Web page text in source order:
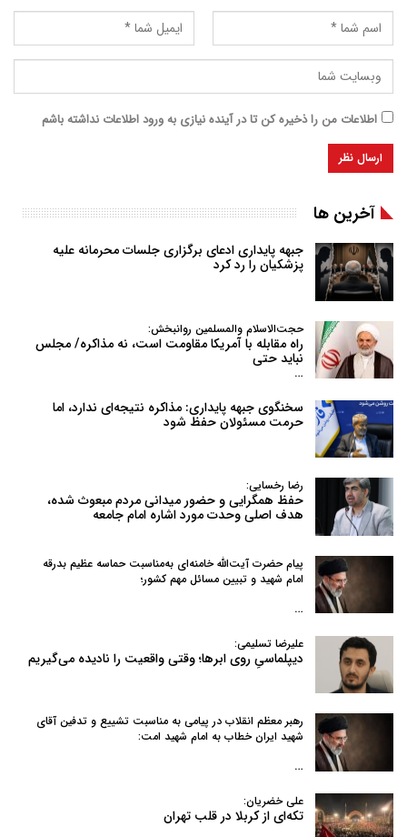
اطلاعات من را ذخیره کن تا در آینده نیازی به ورود اطلاعات نداشته باشم
آخرین ها
جبهه پایداری ادعای برگزاری جلسات محرمانه علیه
پزشکیان را رد کرد
حجت‌الاسلام والمسلمین روانبخش:
راه مقابله با آمریکا مقاومت است، نه مذاکره/ مجلس
نباید حتی
…
سخنگوی جبهه پایداری: مذاکره نتیجه‌ای ندارد، اما
حرمت مسئولان حفظ شود
رضا رخسایی:
حفظ همگرایی و حضور میدانی مردم مبعوث شده،
هدف اصلی وحدت مورد اشاره امام جامعه
پیام حضرت آیت‌الله خامنه‌ای به‌مناسبت حماسه عظیم بدرقه
امام شهید و تبیین مسائل مهم کشور؛
…
علیرضا تسلیمی:
دیپلماسیِ روی ابرها؛ وقتی واقعیت را نادیده می‌گیریم
رهبر معظم انقلاب در پیامی به‌ مناسبت تشییع و تدفین آقای
شهید ایران خطاب به امام شهید امت:
…
علی خضریان:
تکه‌ای از کربلا در قلب تهران